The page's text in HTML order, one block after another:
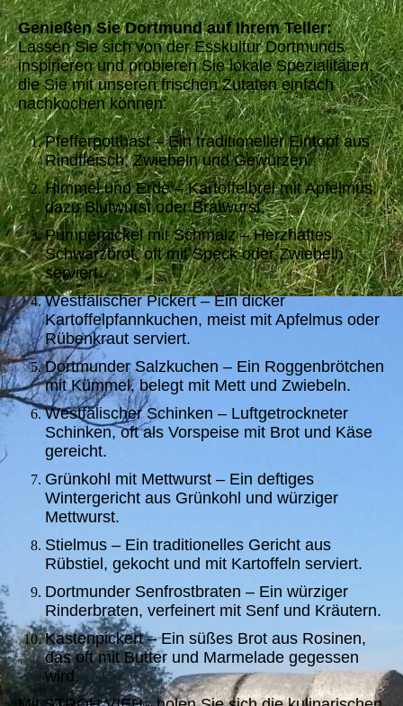
Genießen Sie Dortmund auf Ihrem Teller:
Lassen Sie sich von der Esskultur Dortmunds
inspirieren und probieren Sie lokale Spezialitäten,
die Sie mit unseren frischen Zutaten einfach
nachkochen können:
Pfefferpotthast – Ein traditioneller Eintopf aus
Rindfleisch, Zwiebeln und Gewürzen.
Himmel und Erde – Kartoffelbrei mit Apfelmus,
dazu Blutwurst oder Bratwurst.
Pumpernickel mit Schmalz – Herzhaftes
Schwarzbrot, oft mit Speck oder Zwiebeln
serviert.
Westfälischer Pickert – Ein dicker
Kartoffelpfannkuchen, meist mit Apfelmus oder
Rübenkraut serviert.
Dortmunder Salzkuchen – Ein Roggenbrötchen
mit Kümmel, belegt mit Mett und Zwiebeln.
Westfälischer Schinken – Luftgetrockneter
Schinken, oft als Vorspeise mit Brot und Käse
gereicht.
Grünkohl mit Mettwurst – Ein deftiges
Wintergericht aus Grünkohl und würziger
Mettwurst.
Stielmus – Ein traditionelles Gericht aus
Rübstiel, gekocht und mit Kartoffeln serviert.
Dortmunder Senfrostbraten – Ein würziger
Rinderbraten, verfeinert mit Senf und Kräutern.
Kastenpickert – Ein süßes Brot aus Rosinen,
das oft mit Butter und Marmelade gegessen
wird.